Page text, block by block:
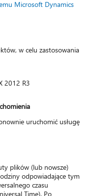
Microsoft Dynamics
w celu zastosowania
2012 R3
uruchomić usługę
plików (lub nowsze)
odpowiadające tym
czasu
Time). Po